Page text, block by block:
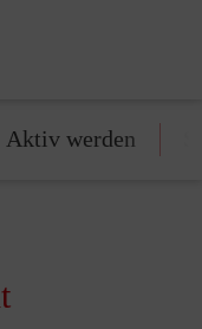
Aktiv werden